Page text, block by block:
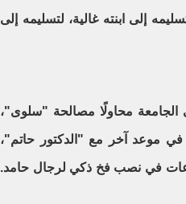
إلى ابنته غالية، لتسليمه إلى
الجامعة محاولًا مصالحة "سلوى"،
في موعد آخر مع "الدكتور حاتم"،
في نصب فخ ذكي لرجال حامد.